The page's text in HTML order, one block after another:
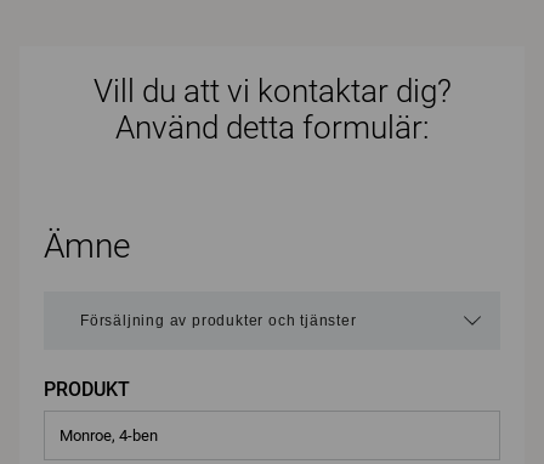
Vill du att vi kontaktar dig?
Använd detta formulär:
Ämne
PRODUKT